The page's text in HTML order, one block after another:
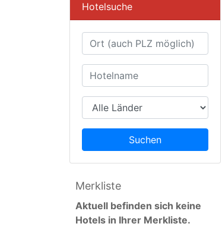
Hotelsuche
Suchen
Merkliste
Aktuell befinden sich keine
Hotels in Ihrer Merkliste.